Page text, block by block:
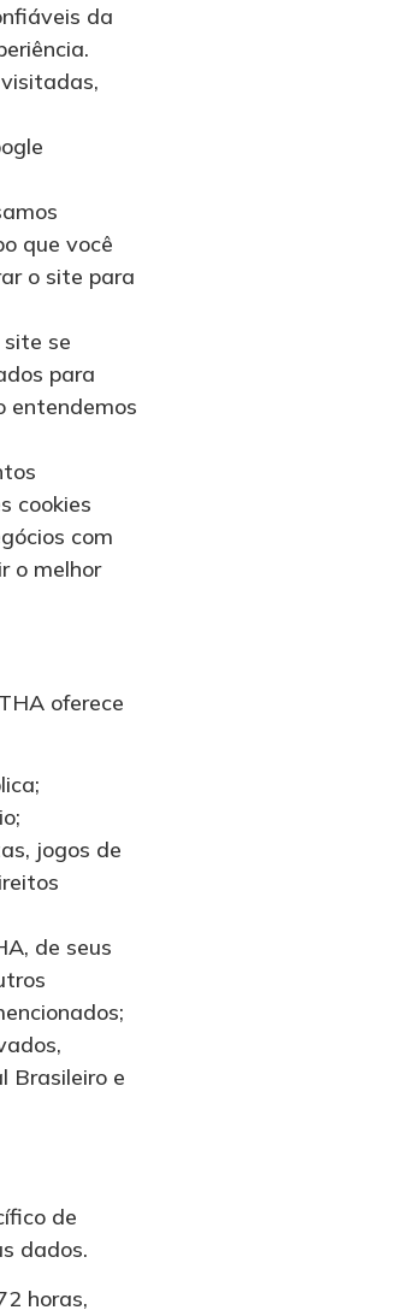
​​da
que você
o site para
se
​​para
entendemos
cookies
com
o melhor
oferece
jogos de
de seus
Brasileiro e
de
dados.
horas,